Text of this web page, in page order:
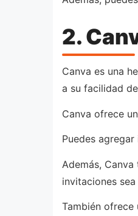
2.
Canva es una
a su facilidad
Canva ofrece
Puedes
Además,
invitaciones
También ofrece